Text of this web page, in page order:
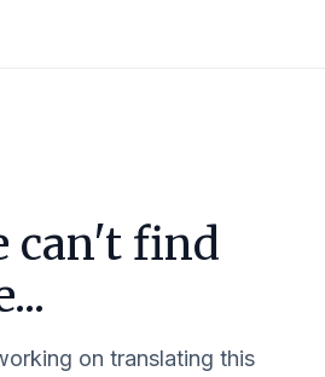
can't find
on translating this